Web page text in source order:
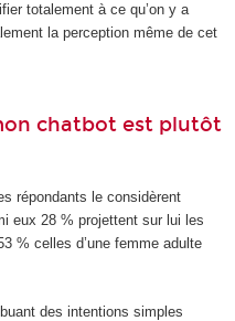
totalement à ce qu’on y a
la perception même de cet
chatbot est plutôt
répondants le considèrent
eux 28 % projettent sur lui les
% celles d’une femme adulte
des intentions simples